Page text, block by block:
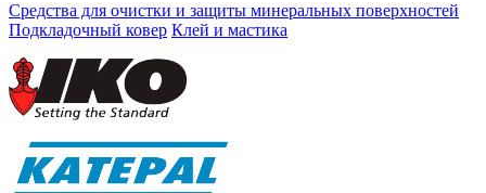
Средства для очистки и защиты минеральных поверхностей
Подкладочный ковер Клей и мастика